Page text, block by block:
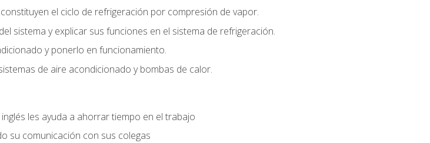
el ciclo de refrigeración por compresión de vapor.
sistema y explicar sus funciones en el sistema de refrigeración.
y ponerlo en funcionamiento.
de aire acondicionado y bombas de calor.
les ayuda a ahorrar tiempo en el trabajo
su comunicación con sus colegas